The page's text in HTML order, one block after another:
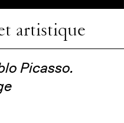
artistique
Picasso.